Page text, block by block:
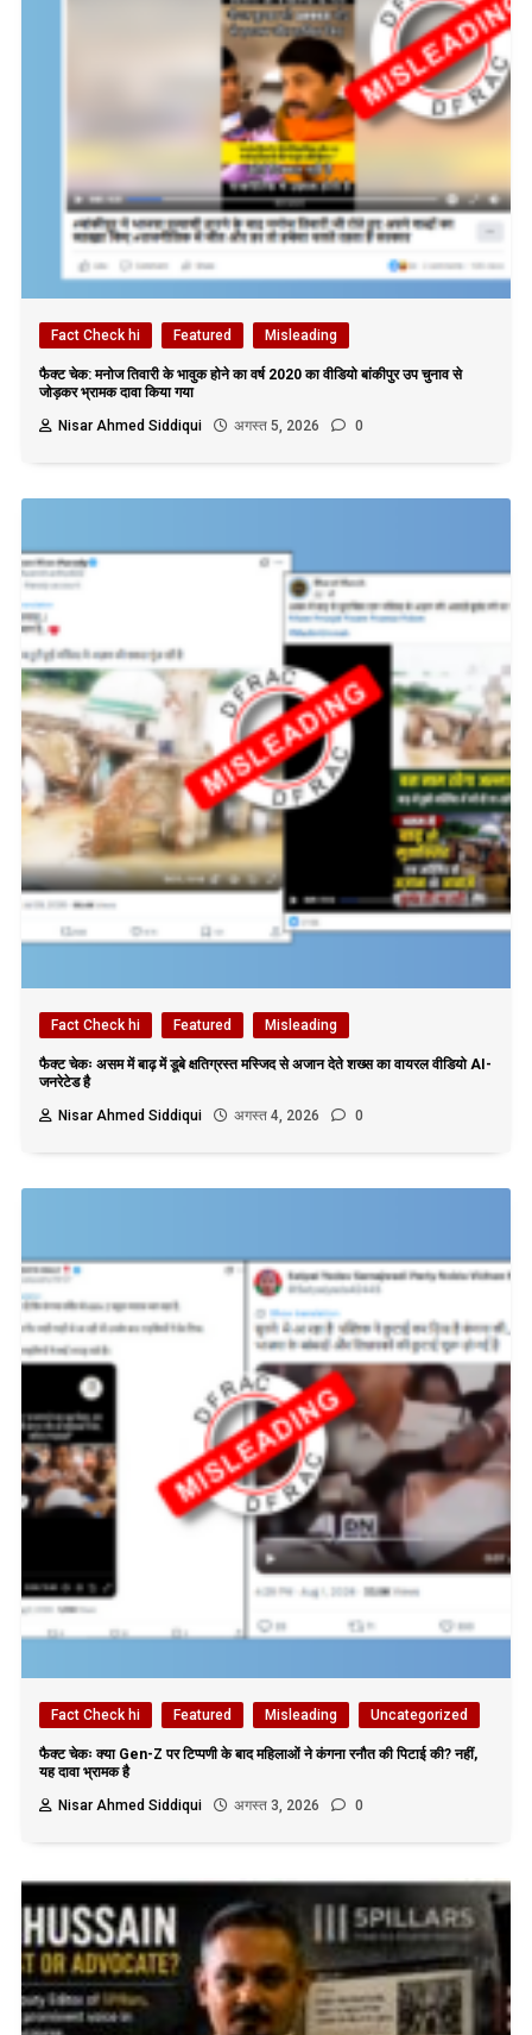
Fact Check hi Featured Misleading
फैक्ट चेक: मनोज तिवारी के भावुक होने का वर्ष 2020 का वीडियो बांकीपुर उप चुनाव से
जोड़कर भ्रामक दावा किया गया
Nisar Ahmed Siddiqui
अगस्त 5, 2026 0
Fact Check hi Featured Misleading
फैक्ट चेकः असम में बाढ़ में डूबे क्षतिग्रस्त मस्जिद से अजान देते शख्स का वायरल वीडियो AI-
जनरेटेड है
Nisar Ahmed Siddiqui
अगस्त 4, 2026 0
Fact Check hi Featured Misleading Uncategorized
फैक्ट चेकः क्या Gen-Z पर टिप्पणी के बाद महिलाओं ने कंगना रनौत की पिटाई की? नहीं,
यह दावा भ्रामक है
Nisar Ahmed Siddiqui
अगस्त 3, 2026 0